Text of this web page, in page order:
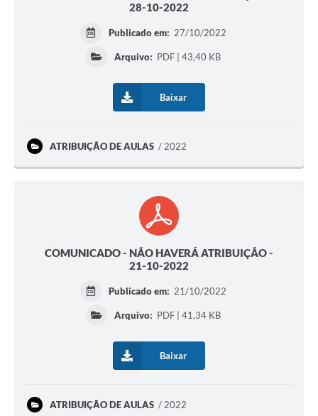
28-10-2022
Publicado em: 27/10/2022
Arquivo: PDF | 43,40 KB
Baixar
ATRIBUIÇÃO DE AULAS 2022
COMUNICADO - NÃO HAVERÁ ATRIBUIÇÃO -
21-10-2022
Publicado em: 21/10/2022
Arquivo: PDF | 41,34 KB
Baixar
ATRIBUIÇÃO DE AULAS 2022